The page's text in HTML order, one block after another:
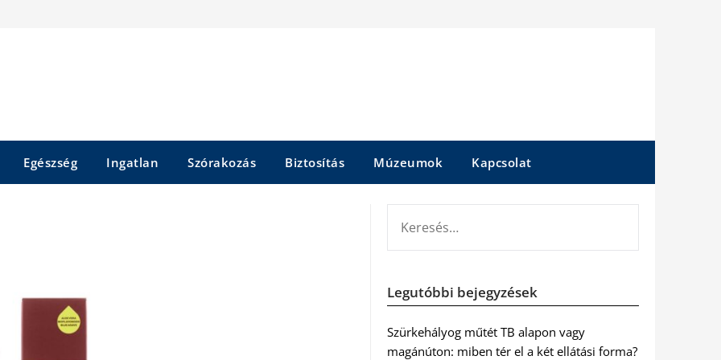
Egészség Ingatlan Szórakozás Biztosítás Múzeumok Kapcsolat
Legutóbbi bejegyzések
Szürkehályog műtét TB alapon vagy
magánúton: miben tér el a két ellátási forma?